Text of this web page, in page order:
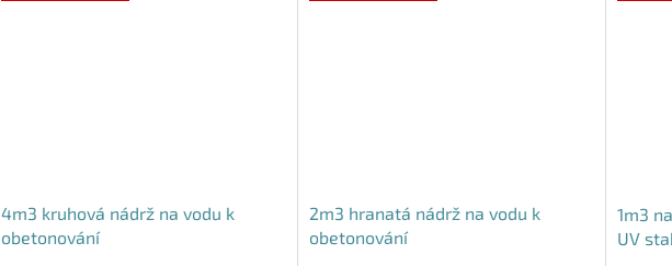
4m3 kruhová nádrž na vodu k
obetonování
2m3 hranatá nádrž na vodu k
obetonování
1m3
UV